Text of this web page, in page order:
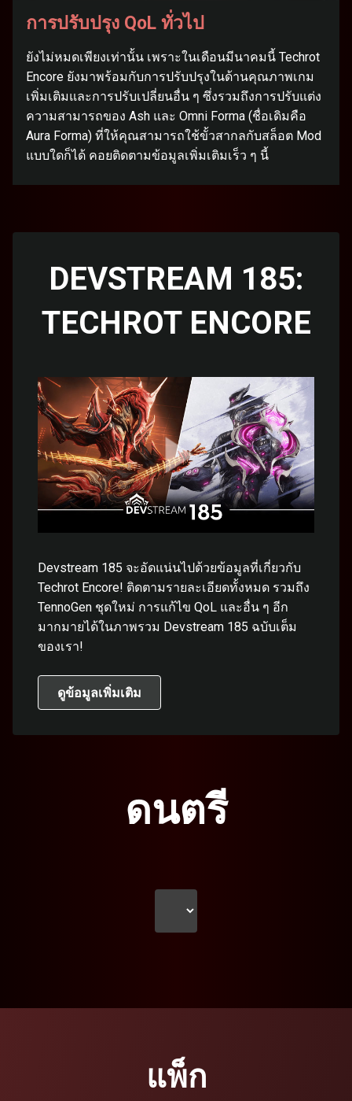
การปรับปรุง QoL ทั่วไป
ยังไม่หมดเพียงเท่านั้น เพราะในเดือนมีนาคมนี้ Techrot
Encore ยังมาพร้อมกับการปรับปรุงในด้านคุณภาพเกม
เพิ่มเติมและการปรับเปลี่ยนอื่น ๆ ซึ่งรวมถึงการปรับแต่ง
ความสามารถของ Ash และ Omni Forma (ชื่อเดิมคือ
Aura Forma) ที่ให้คุณสามารถใช้ขั้วสากลกับสล็อต Mod
แบบใดก็ได้ คอยติดตามข้อมูลเพิ่มเติมเร็ว ๆ นี้
DEVSTREAM 185:
TECHROT ENCORE
Devstream 185 จะอัดแน่นไปด้วยข้อมูลที่เกี่ยวกับ
Techrot Encore! ติดตามรายละเอียดทั้งหมด รวมถึง
TennoGen ชุดใหม่ การแก้ไข QoL และอื่น ๆ อีก
มากมายได้ในภาพรวม Devstream 185 ฉบับเต็ม
ของเรา!
ดูข้อมูลเพิ่มเติม
ดนตรี
แพ็ก